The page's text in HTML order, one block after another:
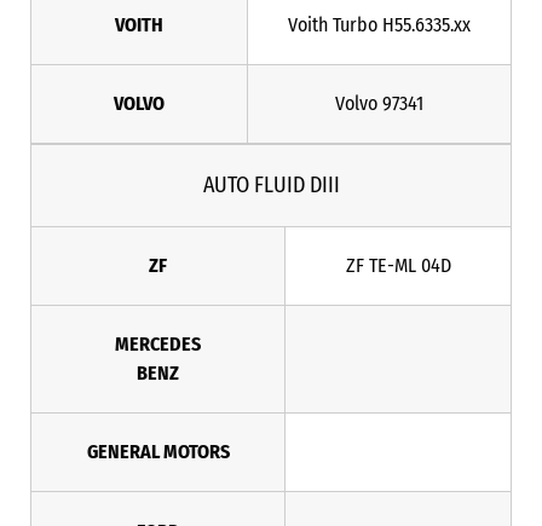
VOITH Voith Turbo H55.6335.xx
VOLVO Volvo 97341
AUTO FLUID DIII
ZF ZF TE-ML 04D
MERCEDES
BENZ
GENERAL MOTORS